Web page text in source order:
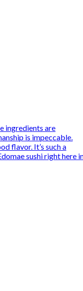
ingredients are
is impeccable.
flavor. It’s such a
sushi right here